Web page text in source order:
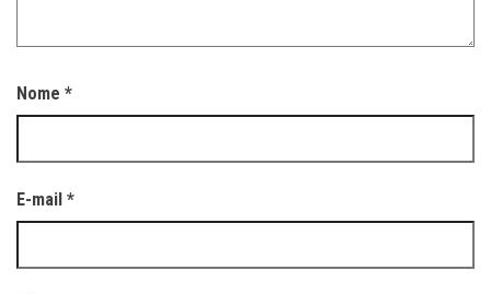
Nome *
E-mail *